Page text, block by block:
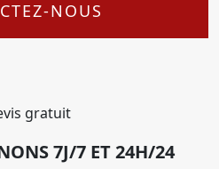
NOUS
7J/7 ET 24H/24